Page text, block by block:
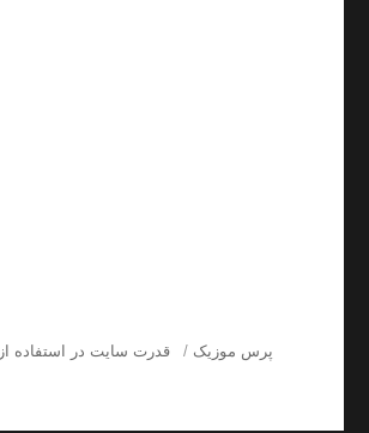
پرس موزیک قدرت سایت در استفاده از WordPress